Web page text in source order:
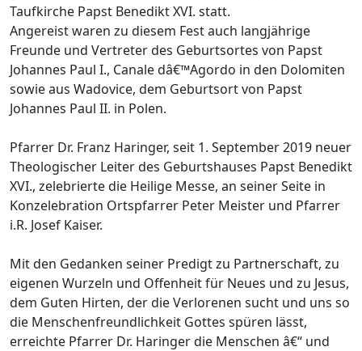
Taufkirche Papst Benedikt XVI. statt.
Angereist waren zu diesem Fest auch langjährige
Freunde und Vertreter des Geburtsortes von Papst
Johannes Paul I., Canale dâ€™Agordo in den Dolomiten
sowie aus Wadovice, dem Geburtsort von Papst
Johannes Paul II. in Polen.
Pfarrer Dr. Franz Haringer, seit 1. September 2019 neuer
Theologischer Leiter des Geburtshauses Papst Benedikt
XVI., zelebrierte die Heilige Messe, an seiner Seite in
Konzelebration Ortspfarrer Peter Meister und Pfarrer
i.R. Josef Kaiser.
Mit den Gedanken seiner Predigt zu Partnerschaft, zu
eigenen Wurzeln und Offenheit für Neues und zu Jesus,
dem Guten Hirten, der die Verlorenen sucht und uns so
die Menschenfreundlichkeit Gottes spüren lässt,
erreichte Pfarrer Dr. Haringer die Menschen â€“ und